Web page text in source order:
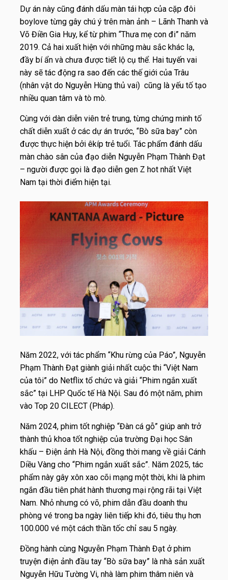
Dự án này cũng đánh dấu màn tái hợp của cặp đôi
boylove từng gây chú ý trên màn ảnh – Lãnh Thanh và
Võ Điền Gia Huy, kể từ phim “Thưa mẹ con đi” năm
2019. Cả hai xuất hiện với những màu sắc khác lạ,
đầy bí ẩn và chưa được tiết lộ cụ thể. Hai tuyến vai
này sẽ tác động ra sao đến các thế giới của Trâu
(nhân vật do Nguyễn Hùng thủ vai) cũng là yếu tố tạo
nhiều quan tâm và tò mò.
Cùng với dàn diễn viên trẻ trung, từng chứng minh tố
chất diễn xuất ở các dự án trước, “Bò sữa bay” còn
được thực hiện bởi êkíp trẻ tuổi. Tác phẩm đánh dấu
màn chào sân của đạo diễn Nguyễn Phạm Thành Đạt
– người được gọi là đạo diễn gen Z hot nhất Việt
Nam tại thời điểm hiện tại.
Năm 2022, với tác phẩm “Khu rừng của Páo”, Nguyễn
Phạm Thành Đạt giành giải nhất cuộc thi “Việt Nam
của tôi” do Netflix tổ chức và giải “Phim ngắn xuất
sắc” tại LHP Quốc tế Hà Nội. Sau đó một năm, phim
vào Top 20 CILECT (Pháp).
Năm 2024, phim tốt nghiệp “Đàn cá gỗ” giúp anh trở
thành thủ khoa tốt nghiệp của trường Đại học Sân
khấu – Điện ảnh Hà Nội, đồng thời mang về giải Cánh
Diều Vàng cho “Phim ngắn xuất sắc”. Năm 2025, tác
phẩm này gây xôn xao cõi mạng một thời, khi là phim
ngắn đầu tiên phát hành thương mại rộng rãi tại Việt
Nam. Nhỏ nhưng có võ, phim dẫn đầu doanh thu
phòng vé trong ba ngày liên tiếp khi đó, tiêu thụ hơn
100.000 vé một cách thần tốc chỉ sau 5 ngày.
Đồng hành cùng Nguyễn Phạm Thành Đạt ở phim
truyện điện ảnh đầu tay “Bò sữa bay” là nhà sản xuất
Nguyễn Hữu Tường Vi, nhà làm phim thâm niên và